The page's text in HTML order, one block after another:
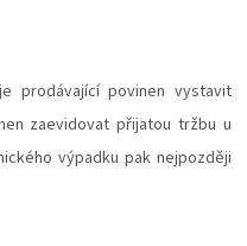
prodávající povinen vystavit
zaevidovat přijatou tržbu u
výpadku pak nejpozději